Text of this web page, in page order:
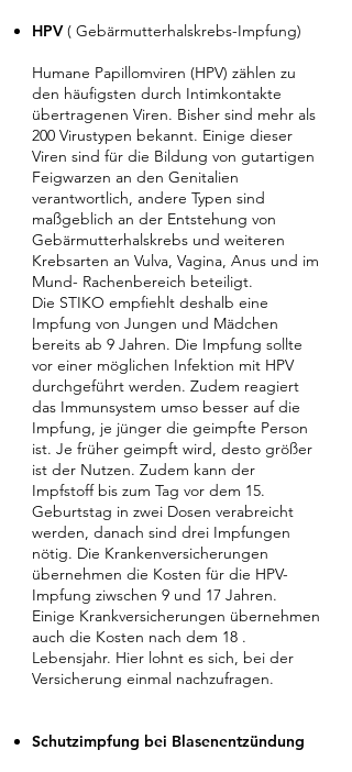
HPV( Gebärmutterhalskrebs-Impfung)
Humane Papillomviren (HPV) zählen zu
den häufigsten durch Intimkontakte
übertragenen Viren. Bisher sind mehr als
200 Virustypen bekannt. Einige dieser
Viren sind für die Bildung von gutartigen
Feigwarzen an den Genitalien
verantwortlich, andere Typen sind
maßgeblich an der Entstehung von
Gebärmutterhalskrebs und weiteren
Krebsarten an Vulva, Vagina, Anus und im
Mund- Rachenbereich beteiligt.
Die STIKO empfiehlt deshalb eine
Impfung von Jungen und Mädchen
bereits ab 9 Jahren. Die Impfung sollte
vor einer möglichen Infektion mit HPV
durchgeführt werden. Zudem reagiert
das Immunsystem umso besser auf die
Impfung, je jünger die geimpfte Person
ist. Je früher geimpft wird, desto größer
ist der Nutzen. Zudem kann der
Impfstoff bis zum Tag vor dem 15.
Geburtstag in zwei Dosen verabreicht
werden, danach sind drei Impfungen
nötig. Die Krankenversicherungen
übernehmen die Kosten für die HPV-
Impfung ziwschen 9 und 17 Jahren.
Einige Krankversicherungen übernehmen
auch die Kosten nach dem 18 .
Lebensjahr. Hier lohnt es sich, bei der
Versicherung einmal nachzufragen.
Schutzimpfung bei Blasenentzündung